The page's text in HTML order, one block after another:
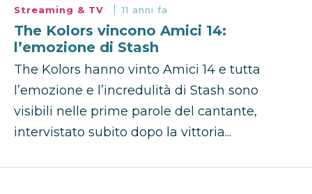
Streaming & TV 11 anni fa
The Kolors vincono Amici 14:
l’emozione di Stash
The Kolors hanno vinto Amici 14 e tutta
l’emozione e l’incredulità di Stash sono
visibili nelle prime parole del cantante,
intervistato subito dopo la vittoria...